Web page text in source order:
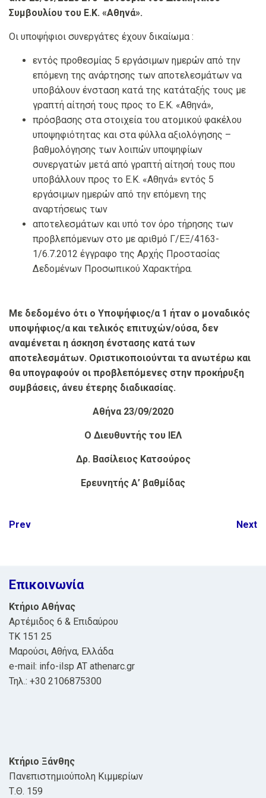
Συμβουλίου του Ε.Κ. «Αθηνά».
Οι υποψήφιοι συνεργάτες έχουν δικαίωμα :
εντός προθεσμίας 5 εργάσιμων ημερών από την
επόμενη της ανάρτησης των αποτελεσμάτων να
υποβάλουν ένσταση κατά της κατάταξής τους με
γραπτή αίτησή τους προς το Ε.Κ. «Αθηνά»,
πρόσβασης στα στοιχεία του ατομικού φακέλου
υποψηφιότητας και στα φύλλα αξιολόγησης –
βαθμολόγησης των λοιπών υποψηφίων
συνεργατών μετά από γραπτή αίτησή τους που
υποβάλλουν προς το Ε.Κ. «Αθηνά» εντός 5
εργάσιμων ημερών από την επόμενη της
αναρτήσεως των
αποτελεσμάτων και υπό τον όρο τήρησης των
προβλεπόμενων στο με αριθμό Γ/ΕΞ/4163-
1/6.7.2012 έγγραφο της Αρχής Προστασίας
Δεδομένων Προσωπικού Χαρακτήρα.
Με δεδομένο ότι ο Υποψήφιος/α 1 ήταν ο μοναδικός
υποψήφιος/α και τελικός επιτυχών/ούσα, δεν
αναμένεται η άσκηση ένστασης κατά των
αποτελεσμάτων. Οριστικοποιούνται τα ανωτέρω και
θα υπογραφούν οι προβλεπόμενες στην προκήρυξη
συμβάσεις, άνευ έτερης διαδικασίας.
Αθήνα 23/09/2020
Ο Διευθυντής του ΙΕΛ
Δρ. Βασίλειος Κατσούρος
Ερευνητής Α’ βαθμίδας
Post
Prev Next
Επικοινωνία
Κτήριο Αθήνας
Αρτέμιδος 6 & Επιδαύρου
ΤΚ 151 25
Μαρούσι, Αθήνα, Ελλάδα
e-mail: info-ilsp AT athenarc.gr
Τηλ.: +30 2106875300
Κτήριο Ξάνθης
Πανεπιστημιούπολη Κιμμερίων
Τ.Θ. 159